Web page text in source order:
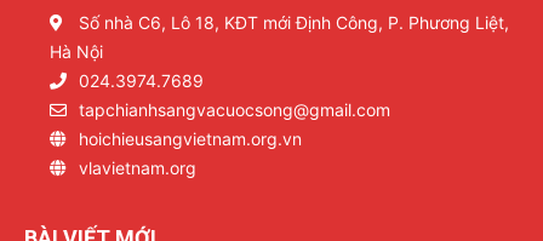
Số nhà C6, Lô 18, KĐT mới Định Công, P. Phương Liệt,
Hà Nội
024.3974.7689
tapchianhsangvacuocsong@gmail.com
hoichieusangvietnam.org.vn
vlavietnam.org